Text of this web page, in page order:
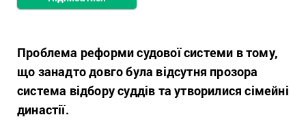
Проблема реформи судової системи в тому,
що занадто довго була відсутня прозора
система відбору суддів та утворилися сімейні
династії.